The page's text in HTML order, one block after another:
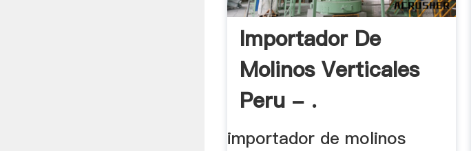
Importador De
Molinos Verticales
Peru - .
importador de molinos